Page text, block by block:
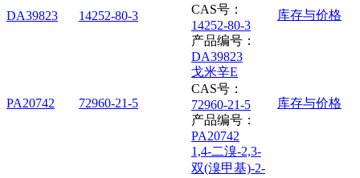
DA39823 14252-80-3
CAS号：
14252-80-3
产品编号：
DA39823
库存与价格
PA20742 72960-21-5
戈米辛E
CAS号：
72960-21-5
产品编号：
PA20742
库存与价格
1,4-二溴-2,3-
双(溴甲基)-2-